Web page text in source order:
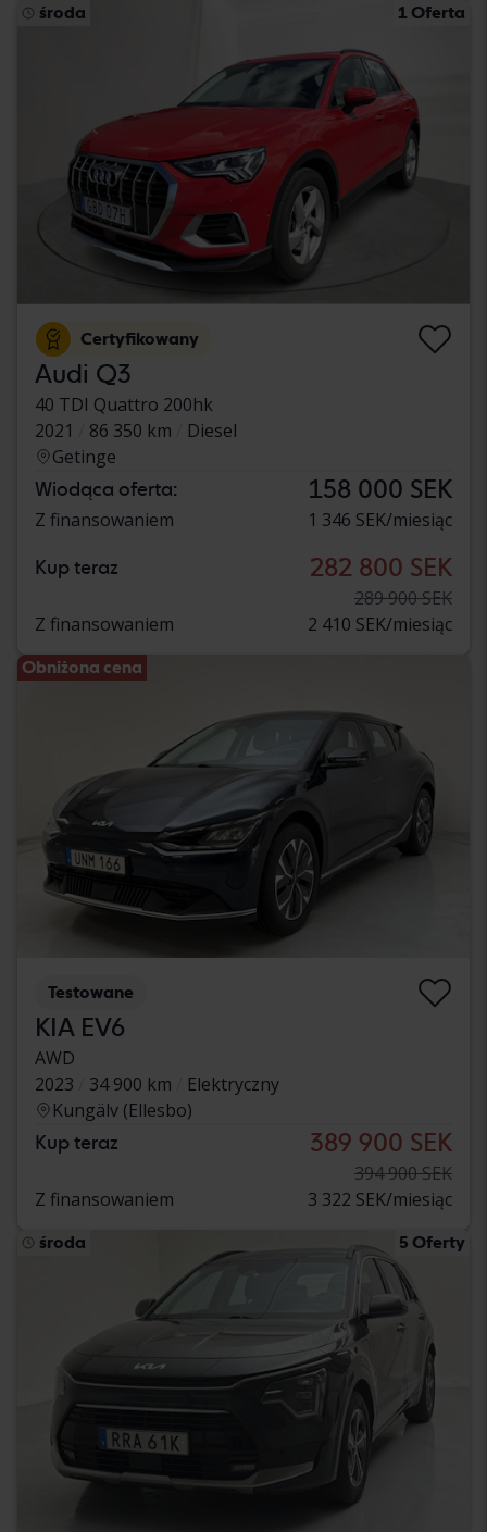
środa 1 Oferta
Certyfikowany
Audi Q3
40 TDI Quattro 200hk
2021
86 350 km
Diesel
Getinge
Wiodąca oferta: 158 000 SEK
Z finansowaniem 1 346 SEK/miesiąc
Kup teraz 282 800 SEK
289 900 SEK
Z finansowaniem
2 410 SEK/miesiąc
Obniżona cena
Testowane
KIA EV6
AWD
2023
34 900 km
Elektryczny
Kungälv (Ellesbo)
Kup teraz 389 900 SEK
394 900 SEK
Z finansowaniem
3 322 SEK/miesiąc
środa 5 Oferty